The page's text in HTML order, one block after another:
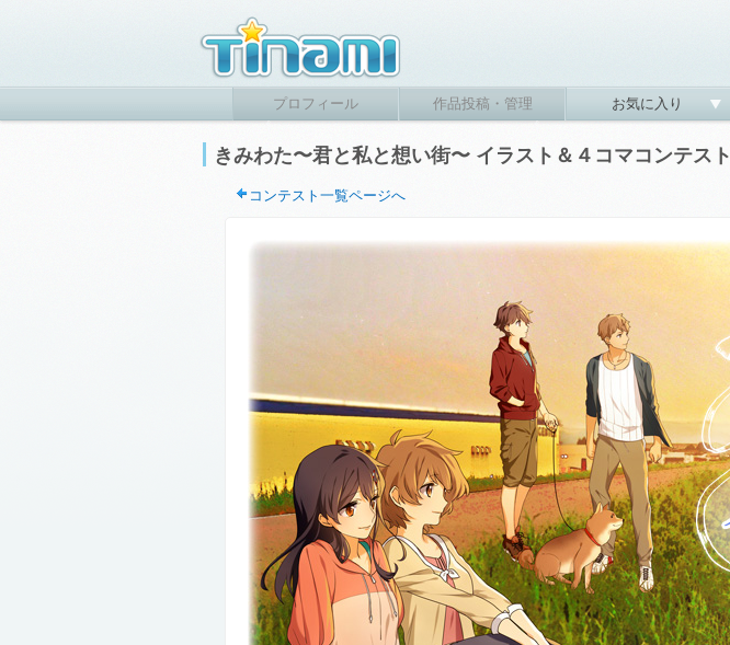
プロフィール 作品投稿・管理 お気に入り
きみわた〜君と私と想い街〜 イラスト＆４コマコンテスト
コンテスト一覧ページへ